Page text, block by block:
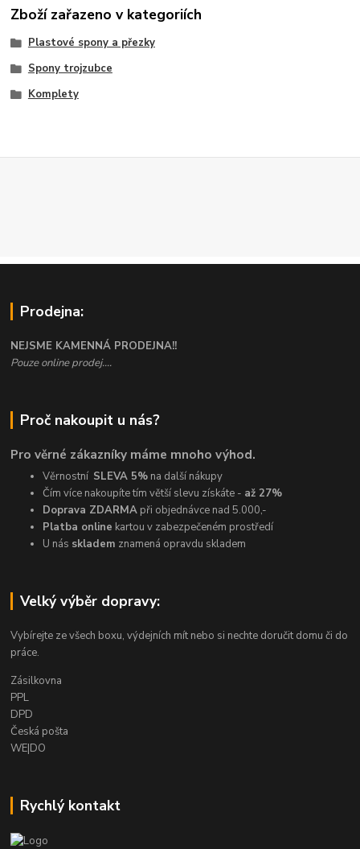
Zboží zařazeno v kategoriích
Plastové spony a přezky
Spony trojzubce
Komplety
Prodejna:
NEJSME KAMENNÁ PRODEJNA!!
Pouze online prodej....
Proč nakoupit u nás?
Pro věrné zákazníky máme mnoho výhod.
Věrnostní SLEVA 5% na další nákupy
Čím více nakoupíte tím větší slevu získáte - až 27%
Doprava ZDARMA při objednávce nad 5.000,-
Platba online kartou v zabezpečeném prostředí
U nás skladem znamená opravdu skladem
Velký výběr dopravy:
Vybírejte ze všech boxu, výdejních mít nebo si nechte doručit domu či do
práce.
Zásilkovna
PPL
DPD
Česká pošta
WE|DO
Rychlý kontakt